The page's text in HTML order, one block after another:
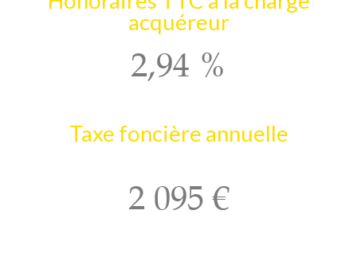
acquéreur
2,94 %
Taxe foncière annuelle
2 095 €